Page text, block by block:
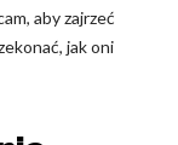
aby zajrzeć
jak oni